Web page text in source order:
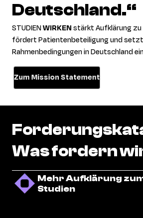
Deutschland.“
STUDIENWIRKENstärkt Aufklärung zu
fördert Patientenbeteiligung und
Rahmenbedingungen in Deutschland
Zum Mission Statement
Wasfordern
Mehr Aufklärung
Studien